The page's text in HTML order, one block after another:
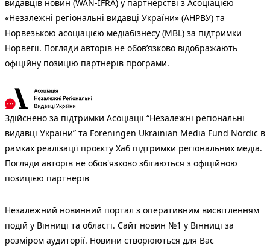
видавців новин (WAN-IFRA) у партнерстві з Асоціацією
«Незалежні регіональні видавці України» (АНРВУ) та
Норвезькою асоціацією медіабізнесу (MBL) за підтримки
Норвегії. Погляди авторів не обов’язково відображають
офіційну позицію партнерів програми.
Здійснено за підтримки Асоціації “Незалежні регіональні
видавці України” та Foreningen Ukrainian Media Fund Nordic в
рамках реалізації проєкту Хаб підтримки регіональних медіа.
Погляди авторів не обов'язково збігаються з офіційною
позицією партнерів
Незалежний новинний портал з оперативним висвітленням
подій у Вінниці та області. Сайт новин №1 у Вінниці за
розміром аудиторії. Новини створюються для Вас